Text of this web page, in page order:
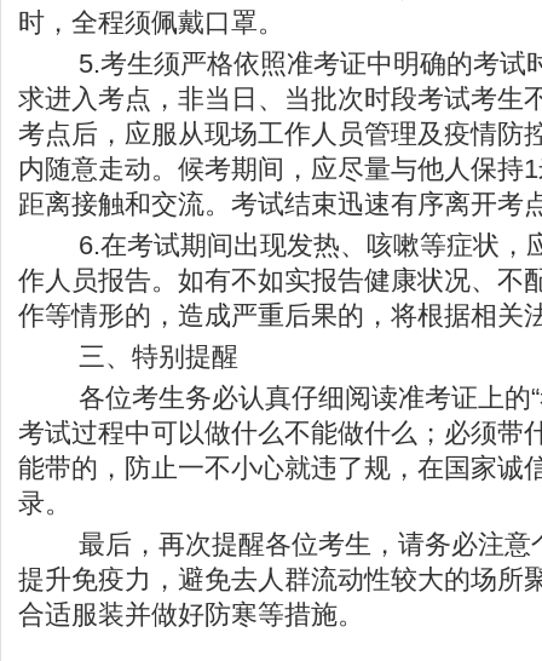
时，全程须佩戴口罩。
5.考生须严格依照准考证中明确的考试
求进入考点，非当日、当批次时段考试考生
考点后，应服从现场工作人员管理及疫情防
内随意走动。候考期间，应尽量与他人保持
距离接触和交流。考试结束迅速有序离开考
6.在考试期间出现发热、咳嗽等症状，
作人员报告。如有不如实报告健康状况、不
作等情形的，造成严重后果的，将根据相关
三、特别提醒
各位考生务必认真仔细阅读准考证上的“
考试过程中可以做什么不能做什么；必须带
能带的，防止一不小心就违了规，在国家诚
录。
最后，再次提醒各位考生，请务必注意
提升免疫力，避免去人群流动性较大的场所
合适服装并做好防寒等措施。